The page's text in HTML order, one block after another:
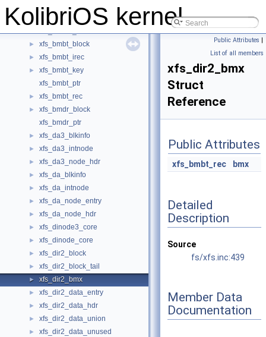
KolibriOS kernel
► XFS
► xfs_bmbt_block
► xfs_bmbt_irec
►
xfs_bmbt_key
xfs_bmbt_ptr
► xfs_bmbt_rec
►
xfs_bmdr_block
xfs_bmdr_ptr
► xfs_da3_blkinfo
► xfs_da3_intnode
► xfs_da3_node_hdr
► xfs_da_blkinfo
► xfs_da_intnode
► xfs_da_node_entry
► xfs_da_node_hdr
► xfs_dinode3_core
► xfs_dinode_core
► xfs_dir2_block
► xfs_dir2_block_tail
► xfs_dir2_bmx
► xfs_dir2_data_entry
► xfs_dir2_data_hdr
► xfs_dir2_data_union
► xfs_dir2_data_unused
Public Attributes |
List of all members
xfs_dir2_bmx
Struct
Reference
Public Attributes
xfs_bmbt_rec bmx
Detailed
Description
Source
fs/xfs.inc:439
Member Data
Documentation